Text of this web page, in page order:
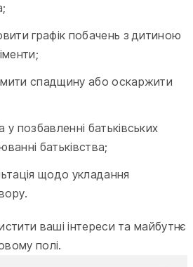
графік побачень з дитиною
спадщину або оскаржити
позбавленні батьківських
батьківства;
щодо укладання
ваші інтереси та майбутнє
полі.